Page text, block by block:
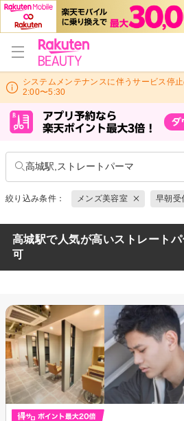
システムメンテナンスに伴うサービス停
2:00〜5:30
高城駅,ストレートパーマ
絞り込み条件： メンズ美容室 早朝受
高城駅で人気が高いストレート
可